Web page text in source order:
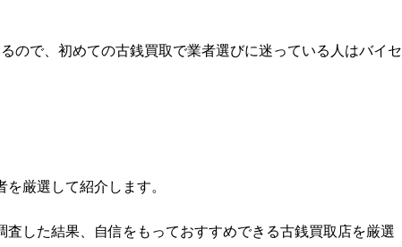
ので、初めての古銭買取で業者選びに迷っている人はバイセ
厳選して紹介します。
した結果、自信をもっておすすめできる古銭買取店を厳選